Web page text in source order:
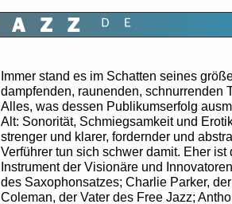
Immer stand es im Schatten seines
dampfenden, raunenden, schnurrenden
Alles, was dessen Publikumserfolg
Alt: Sonorität, Schmiegsamkeit und
strenger und klarer, fordernder und
Verführer tun sich schwer damit. Eher
Instrument der Visionäre und
des Saxophonsatzes; Charlie Parker,
Coleman, der Vater des Free Jazz;